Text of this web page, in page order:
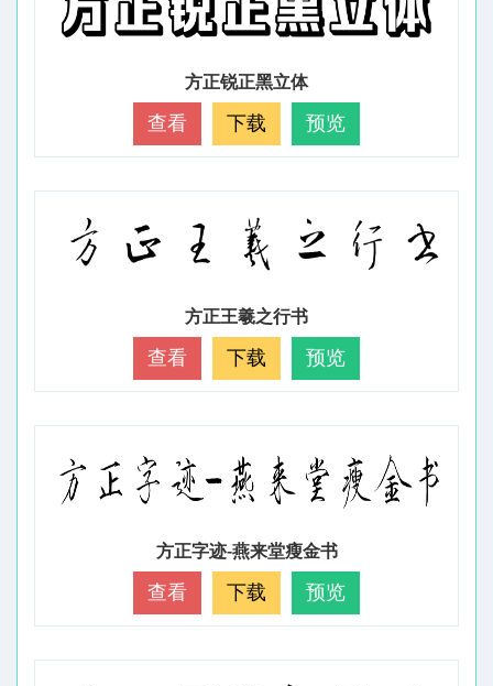
方正锐正黑立体
查看 下载 预览
方正王羲之行书
查看 下载 预览
方正字迹-燕来堂瘦金书
查看 下载 预览